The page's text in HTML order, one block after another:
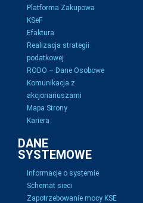
Platforma Zakupowa
KSeF
Efaktura
Realizacja strategii
podatkowej
RODO – Dane Osobowe
Komunikacja z
akcjonariuszami
Mapa Strony
Kariera
DANE
SYSTEMOWE
Informacje o systemie
Schemat sieci
Zapotrzebowanie mocy KSE